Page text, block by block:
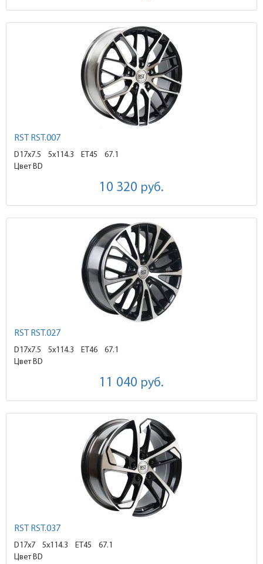
RST RST.007
D17x7.5 5x114.3 ET45
67.1
Цвет BD
10 320 руб.
RST RST.027
D17x7.5 5x114.3 ET46
67.1
Цвет BD
11 040 руб.
RST RST.037
D17x7 5x114.3 ET45
67.1
Цвет BD